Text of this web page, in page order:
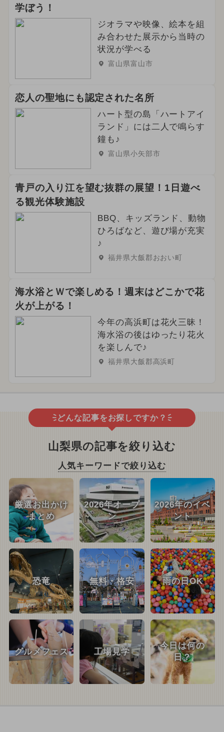
学ぼう！
ジオラマや映像、絵本を組
み合わせた展示から当時の
状況が学べる
富山県富山市
恋人の聖地にも認定された名所
ハート型の島「ハートアイ
ランド」には二人で鳴らす
鐘も♪
富山県小矢部市
青戸の入り江を望む抜群の展望！1日遊べ
る観光体験施設
BBQ、キッズランド、動物
ひろばなど、遊び場が充実
♪
福井県大飯郡おおい町
海水浴とＷで楽しめる！週末はどこかで花
火が上がる！
今年の高浜町は花火三昧！
海水浴の後はゆったり花火
を楽しんで♪
福井県大飯郡高浜町
どんな記事をお探しですか？
山梨県の記事を絞り込む
人気キーワードで絞り込む
厳選お出かけ
まとめ
2026年オープ
ン
2026年のイベ
ント
恐竜 無料・格安 雨の日OK
グルメフェス 工場見学
今日は何の
日？